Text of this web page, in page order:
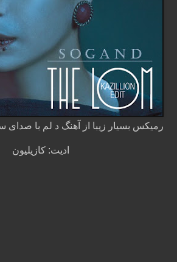
رمیکس بسیار زیبا از آهنگ د لم با صدای
ادیت: کازیلیون